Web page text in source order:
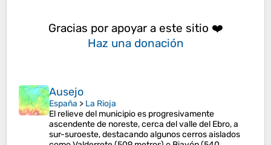
Gracias por apoyar a este sitio ❤️
Haz una donación
Ausejo
España > La Rioja
El relieve del municipio es progresivamente
ascendente de noreste, cerca del valle del Ebro, a
sur-suroeste, destacando algunos cerros aislados